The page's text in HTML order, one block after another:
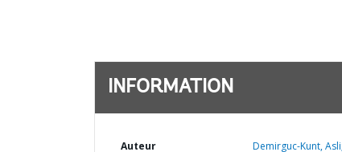
INFORMATION
Auteur
Demirguc-Kunt, Asli;